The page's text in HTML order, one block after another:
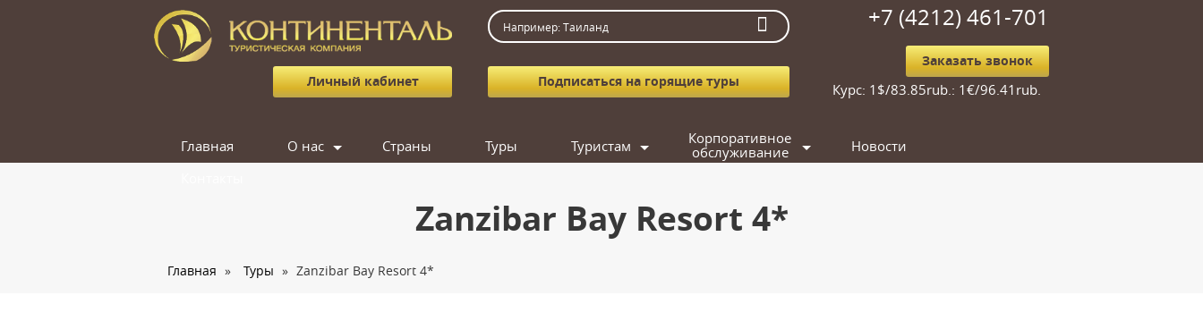
Личный кабинет Подписаться на горящие туры
+7 (4212) 461-701
Заказать звонок
Курс: 1$/83.85rub.: 1€/96.41rub.
Главная
О нас
Страны Туры
Туристам
Вопрос-ответ
Фотогалерея
Корпоративное
обслуживание
Новости
Zanzibar Bay Resort 4*
Главная » Туры » Zanzibar Bay Resort 4*